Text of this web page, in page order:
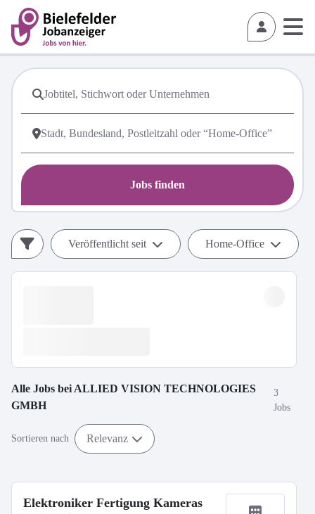
Jobs finden
Veröffentlicht seit Home-Office
Alle Jobs bei ALLIED VISION TECHNOLOGIES
GMBH
3
Jobs
Sortieren nach Relevanz
Elektroniker Fertigung Kameras